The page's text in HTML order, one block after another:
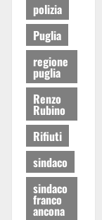
polizia
Puglia
regione
puglia
Renzo
Rubino
Rifiuti
sindaco
sindaco
franco
ancona